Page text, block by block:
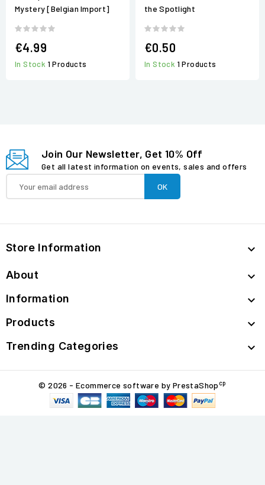
Mystery [Belgian Import]
€4.99
In Stock 1 Products
the Spotlight
€0.50
In Stock 1 Products
Join Our Newsletter, Get 10% Off
Get all latest information on events, sales and offers
Store Information 
About 
Information 
Products 
Trending Categories 
© 2026 - Ecommerce software by PrestaShop cp